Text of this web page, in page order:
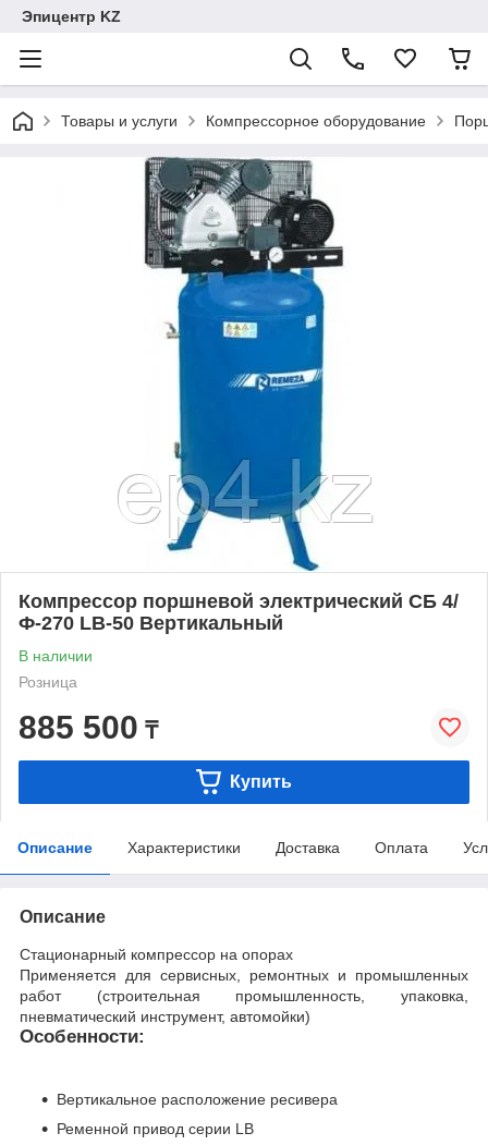
Эпицентр KZ
Товары и услуги Компрессорное оборудование
Компрессор поршневой электрический СБ 4/
Ф-270 LB-50 Вертикальный
В наличии
Розница
885 500 ₸
Купить
Описание Характеристики Доставка Оплата
Описание
Стационарный компрессор на опорах
Применяется для сервисных, ремонтных и промышленных
работ (строительная промышленность, упаковка,
пневматический инструмент, автомойки)
Особенности:
Вертикальное расположение ресивера
Ременной привод серии LB